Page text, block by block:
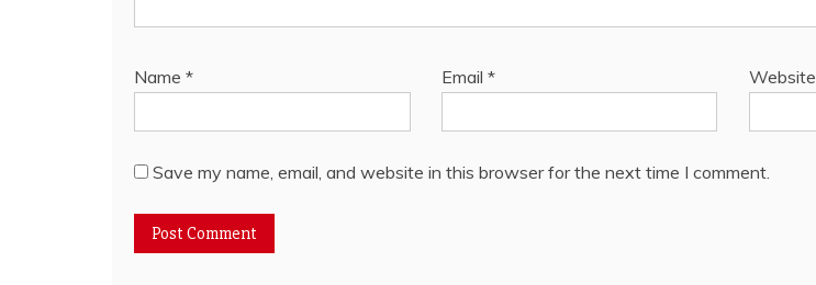
Name * Email * Website
Save my name, email, and website in this browser for the next time I comment.